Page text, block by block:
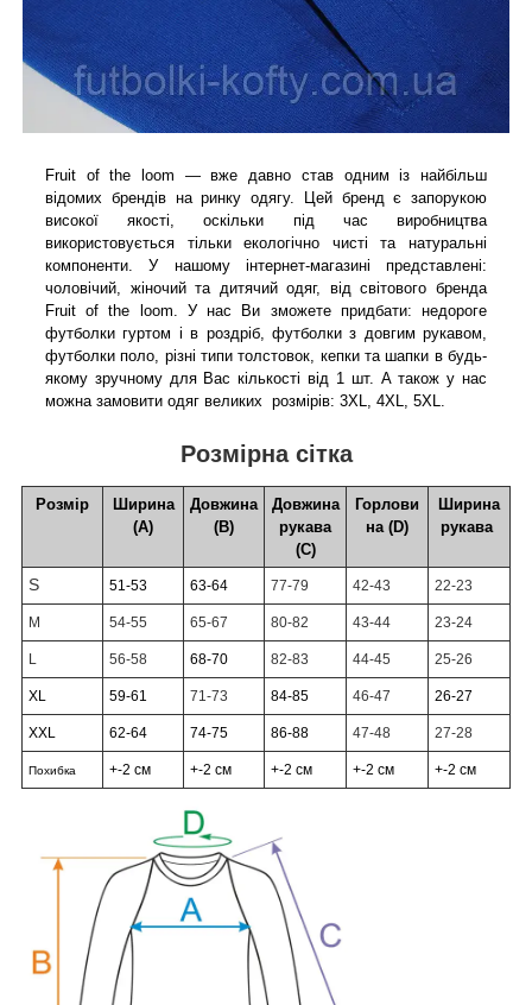
Fruit of the loom — вже давно став одним із найбільш
відомих брендів на ринку одягу. Цей бренд є запорукою
високої якості, оскільки під час виробництва
використовується тільки екологічно чисті та натуральні
компоненти. У нашому інтернет-магазині представлені:
чоловічий, жіночий та дитячий одяг, від світового бренда
Fruit of the loom. У нас Ви зможете придбати: недороге
футболки гуртом і в роздріб, футболки з довгим рукавом,
футболки поло, різні типи толстовок, кепки та шапки в будь-
якому зручному для Вас кількості від 1 шт. А також у нас
можна замовити одяг великих розмірів: 3XL, 4XL, 5XL.
Розмірна сітка
Розмір
Ширина
(А)
Довжина
(В)
Довжина
рукава
(С)
Горлови
на (D)
Ширина
рукава
S 51-53 63-64 77-79 42-43 22-23
M 54-55 65-67 80-82 43-44 23-24
L 56-58 68-70 82-83 44-45 25-26
XL 59-61 71-73 84-85 46-47 26-27
XXL 62-64 74-75 86-88 47-48 27-28
Похибка +-2 см +-2 см +-2 см +-2 см +-2 см